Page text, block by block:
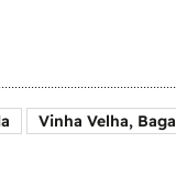
Vinha Velha, Baga